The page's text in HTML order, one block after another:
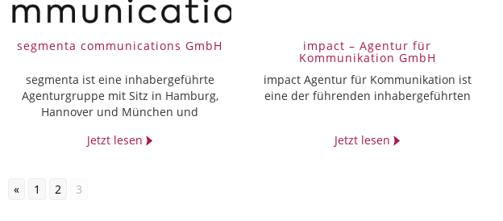
segmenta communications GmbH
segmenta ist eine inhabergeführte
Agenturgruppe mit Sitz in Hamburg,
Hannover und München und
Jetzt lesen
impact – Agentur für
Kommunikation GmbH
impact Agentur für Kommunikation ist
eine der führenden inhabergeführten
Jetzt lesen
« 1 2 3